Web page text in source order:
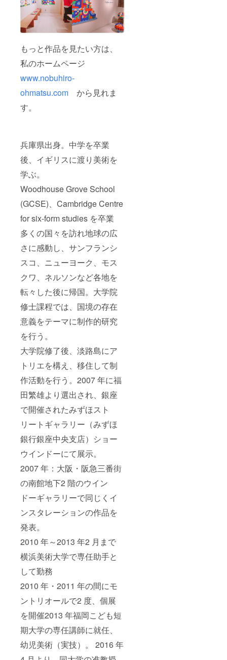
もっと作品を見たい方は、
私のホームページ
www.nobuhiro-
ohmatsu.com から見れま
す。
兵庫県出身。中学を卒業
後、イギリスに渡り美術を
学ぶ。
Woodhouse Grove School
(GCSE)、Cambridge Centre
for six-form studies を卒業
多くの国々を訪れ地球の広
さに感動し、サンフランシ
スコ、ニューヨーク、モス
クワ、ネルソンなど各地を
転々した後に帰国。大学院
修士課程では、国境の存在
意義をテーマに制作的研究
を行う。
大学院修了後、淡路島にア
トリエを構え、移住して制
作活動を行う。2007 年に福
田繁雄より選出され、銀座
で開催されたみずほスト
リートギャラリー（みずほ
銀行銀座中央支店）ショー
ウインドーにて展示。
2007 年：大阪・阪急三番街
の南館地下2 階のウイン
ドーギャラリーで同じくイ
ンスタレーションの作品を
発表。
2010 年～2013 年2 月まで
横浜美術大学で専任助手と
して勤務
2010 年・2011 年の間にモ
ントリオールで2 度、個展
を開催2013 年福岡こども短
期大学の専任講師に就任、
幼児美術（実技）。 2016 年